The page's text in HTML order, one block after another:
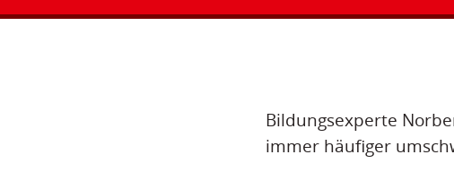
Bildungsexperte
immer häufiger